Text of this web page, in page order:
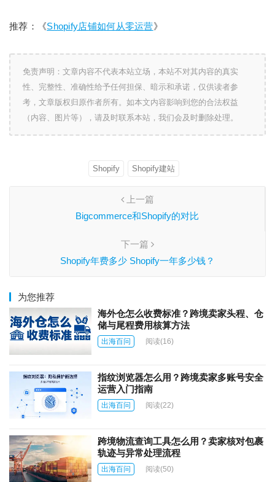
推荐：《Shopify店铺如何从零运营》
免责声明：文章内容不代表本站立场，本站不对其内容的真实
性、完整性、准确性给予任何担保、暗示和承诺，仅供读者参
考，文章版权归原作者所有。如本文内容影响到您的合法权益
（内容、图片等），请及时联系本站，我们会及时删除处理。
Shopify Shopify建站
上一篇
Bigcommerce和Shopify的对比
下一篇
Shopify年费多少 Shopify一年多少钱？
为您推荐
海外仓怎么收费标准？跨境卖家头程、仓
储与尾程费用核算方法
出海百问 阅读(16)
指纹浏览器怎么用？跨境卖家多账号安全
运营入门指南
出海百问 阅读(22)
跨境物流查询工具怎么用？卖家核对包裹
轨迹与异常处理流程
出海百问 阅读(50)